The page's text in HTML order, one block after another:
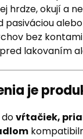
hrdze, okují a
pasiváciou
bez
lakovaním
je
vŕtačiek,